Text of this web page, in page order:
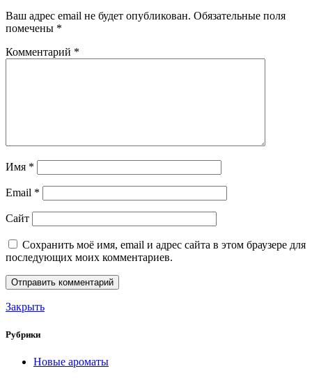
Ваш адрес email не будет опубликован. Обязательные поля
помечены *
Комментарий *
Имя *
Email *
Сайт
Сохранить моё имя, email и адрес сайта в этом браузере для
последующих моих комментариев.
Закрыть
Рубрики
Новые ароматы